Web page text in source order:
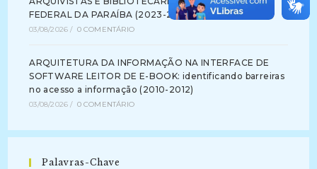
FEDERAL DA PARAÍBA (2023-2024)
03/08/2026 / 0 COMENTÁRIO
ARQUITETURA DA INFORMAÇÃO NA INTERFACE DE
SOFTWARE LEITOR DE E-BOOK: identificando barreiras
no acesso a informação (2010-2012)
03/08/2026 / 0 COMENTÁRIO
Palavras-Chave